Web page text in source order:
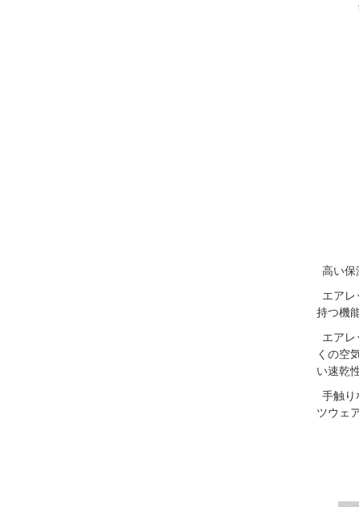
高い保
エア
持つ機
エア
くの空
い速乾
手触り
ツウェ